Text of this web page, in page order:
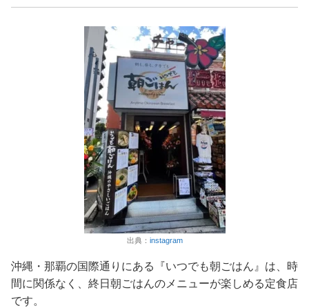
出典： instagram
沖縄・那覇の国際通りにある『いつでも朝ごはん』は、時
間に関係なく、終日朝ごはんのメニューが楽しめる定食店
です。